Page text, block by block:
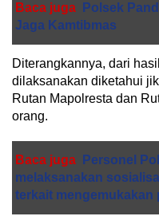
Baca juga
Polsek
Jaga Kamtibmas
Diterangkannya, dari
dilaksanakan diketahui
Rutan Mapolresta dan
orang.
Baca juga
Personel
melaksanakan
terkait mengemukakan